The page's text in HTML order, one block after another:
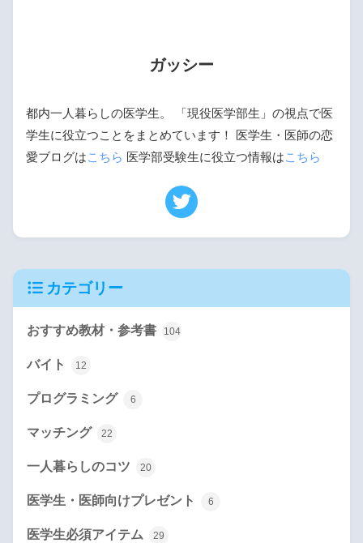
ガッシー
都内一人暮らしの医学生。 「現役医学部生」の視点で医
学生に役立つことをまとめています！ 医学生・医師の恋
愛ブログはこちら 医学部受験生に役立つ情報はこちら
カテゴリー
おすすめ教材・参考書 104
バイト 12
プログラミング 6
マッチング 22
一人暮らしのコツ 20
医学生・医師向けプレゼント 6
医学生必須アイテム 29